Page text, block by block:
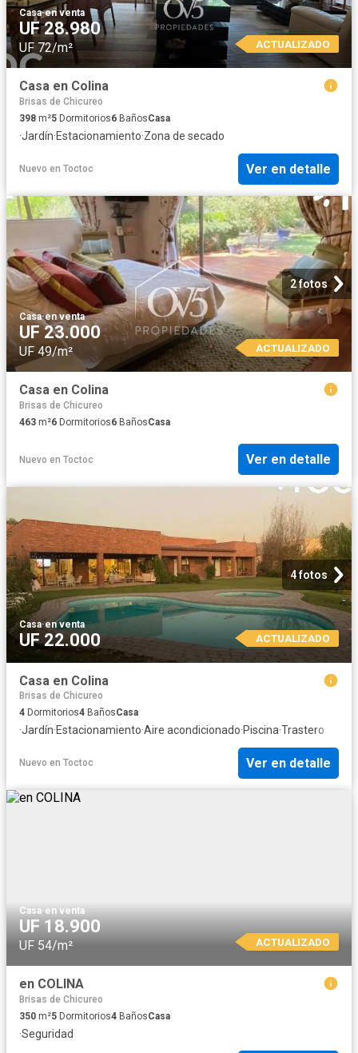
Casa·en venta
UF 28.980
UF 72/m² ACTUALIZADO
Casa en Colina
Brisas de Chicureo
398 m²5 Dormitorios6 BañosCasa
·Jardín·Estacionamiento·Zona de secado
Nuevo en Toctoc Ver en detalle
2 fotos
Casa·en venta
UF 23.000
UF 49/m² ACTUALIZADO
Casa en Colina
Brisas de Chicureo
463 m²6 Dormitorios6 BañosCasa
Nuevo en Toctoc Ver en detalle
4 fotos
Casa·en venta
UF 22.000 ACTUALIZADO
Casa en Colina
Brisas de Chicureo
4 Dormitorios4 BañosCasa
·Jardín·Estacionamiento·Aire acondicionado·Piscina·Trastero
Nuevo en Toctoc Ver en detalle
Casa·en venta
UF 18.900
UF 54/m² ACTUALIZADO
en COLINA
Brisas de Chicureo
350 m²5 Dormitorios4 BañosCasa
·Seguridad